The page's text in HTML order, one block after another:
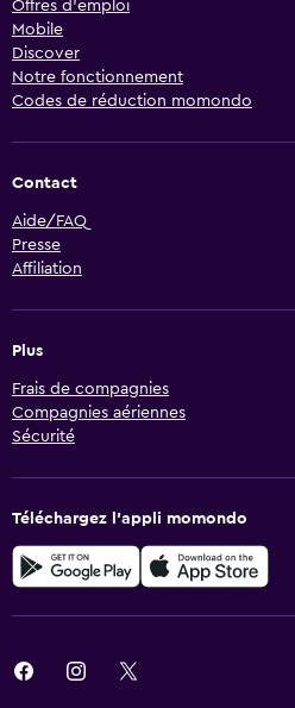
Offres d’emploi
Mobile
Discover
Notre fonctionnement
Codes de réduction momondo
Contact
Aide/FAQ
Presse
Affiliation
Plus
Frais de compagnies
Compagnies aériennes
Sécurité
Téléchargez l’appli momondo